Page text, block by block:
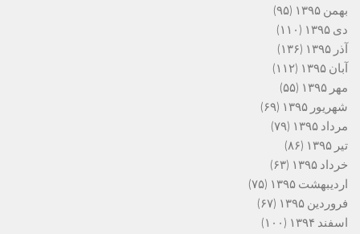
بهمن ۱۳۹۵
(۹۵)
دی ۱۳۹۵
(۱۱۰)
آذر ۱۳۹۵
(۱۳۶)
آبان ۱۳۹۵
(۱۱۲)
مهر ۱۳۹۵
(۵۵)
شهریور ۱۳۹۵
(۶۹)
مرداد ۱۳۹۵
(۷۹)
تیر ۱۳۹۵
(۸۶)
خرداد ۱۳۹۵
(۶۳)
اردیبهشت ۱۳۹۵
(۷۵)
فروردین ۱۳۹۵
(۶۷)
اسفند ۱۳۹۴
(۱۰۰)